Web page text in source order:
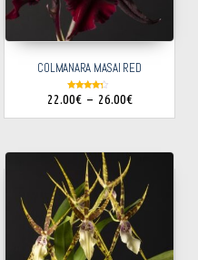
COLMANARA MASAI RED
Note
4.00
22.00€ – 26.00€